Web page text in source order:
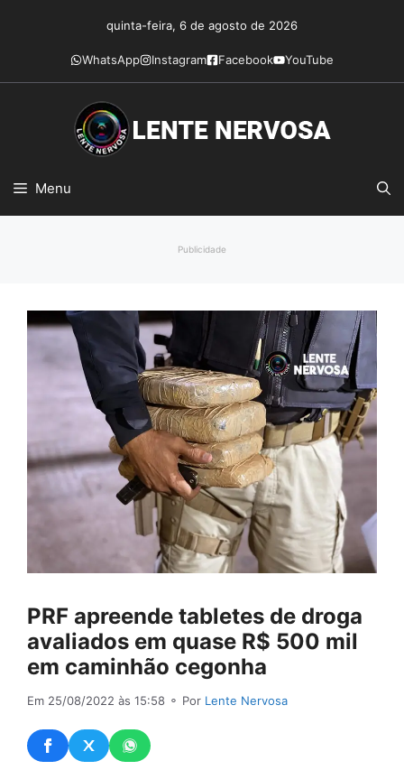
conteúdo
quinta-feira, 6 de agosto de 2026
WhatsApp Instagram Facebook YouTube
Menu
Publicidade
PRF apreende tabletes de droga
avaliados em quase R$ 500 mil
em caminhão cegonha
Em 25/08/2022 às 15:58 ⚬ Por Lente Nervosa